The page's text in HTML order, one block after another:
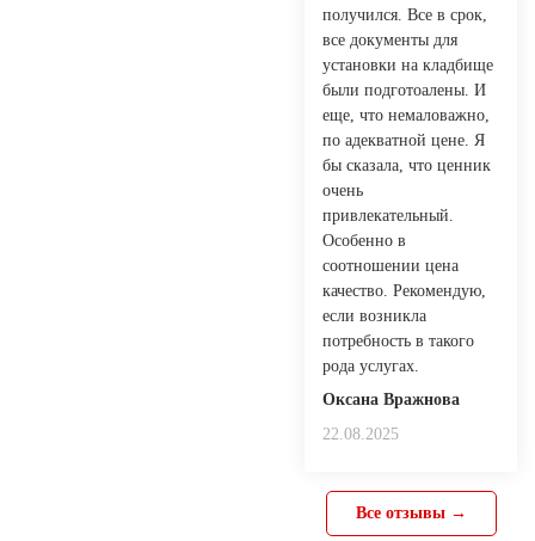
получился. Все в срок,
все документы для
установки на кладбище
были подготоалены. И
еще, что немаловажно,
по адекватной цене. Я
бы сказала, что ценник
очень
привлекательный.
Особенно в
соотношении цена
качество. Рекомендую,
если возникла
потребность в такого
рода услугах.
Оксана Вражнова
22.08.2025
Все отзывы →